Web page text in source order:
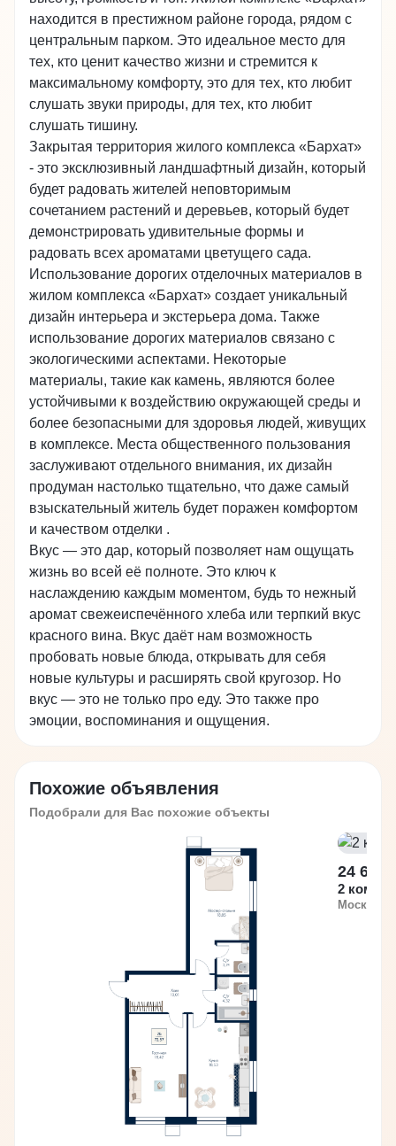
находится в престижном районе города, рядом с
центральным парком. Это идеальное место для
тех, кто ценит качество жизни и стремится к
максимальному комфорту, это для тех, кто любит
слушать звуки природы, для тех, кто любит
слушать тишину.
Закрытая территория жилого комплекса «Бархат»
- это эксклюзивный ландшафтный дизайн, который
будет радовать жителей неповторимым
сочетанием растений и деревьев, который будет
демонстрировать удивительные формы и
радовать всех ароматами цветущего сада.
Использование дорогих отделочных материалов в
жилом комплекса «Бархат» создает уникальный
дизайн интерьера и экстерьера дома. Также
использование дорогих материалов связано с
экологическими аспектами. Некоторые
материалы, такие как камень, являются более
устойчивыми к воздействию окружающей среды и
более безопасными для здоровья людей, живущих
в комплексе. Места общественного пользования
заслуживают отдельного внимания, их дизайн
продуман настолько тщательно, что даже самый
взыскательный житель будет поражен комфортом
и качеством отделки .
Вкус — это дар, который позволяет нам ощущать
жизнь во всей её полноте. Это ключ к
наслаждению каждым моментом, будь то нежный
аромат свежеиспечённого хлеба или терпкий вкус
красного вина. Вкус даёт нам возможность
пробовать новые блюда, открывать для себя
новые культуры и расширять свой кругозор. Но
вкус — это не только про еду. Это также про
эмоции, воспоминания и ощущения.
Похожие объявления
Подобрали для Вас похожие объекты
24 655
2 комн.
Москва